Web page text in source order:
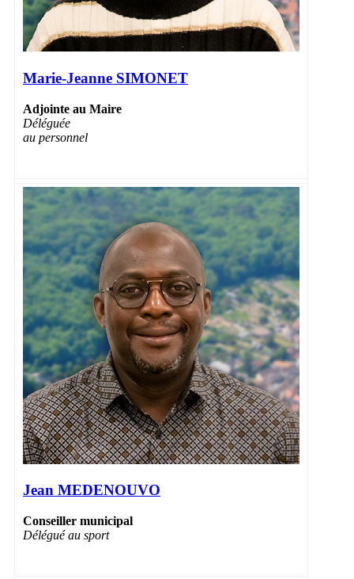
Marie-Jeanne SIMONET
Adjointe au Maire
Déléguée
au personnel
Jean MEDENOUVO
Conseiller municipal
Délégué au sport